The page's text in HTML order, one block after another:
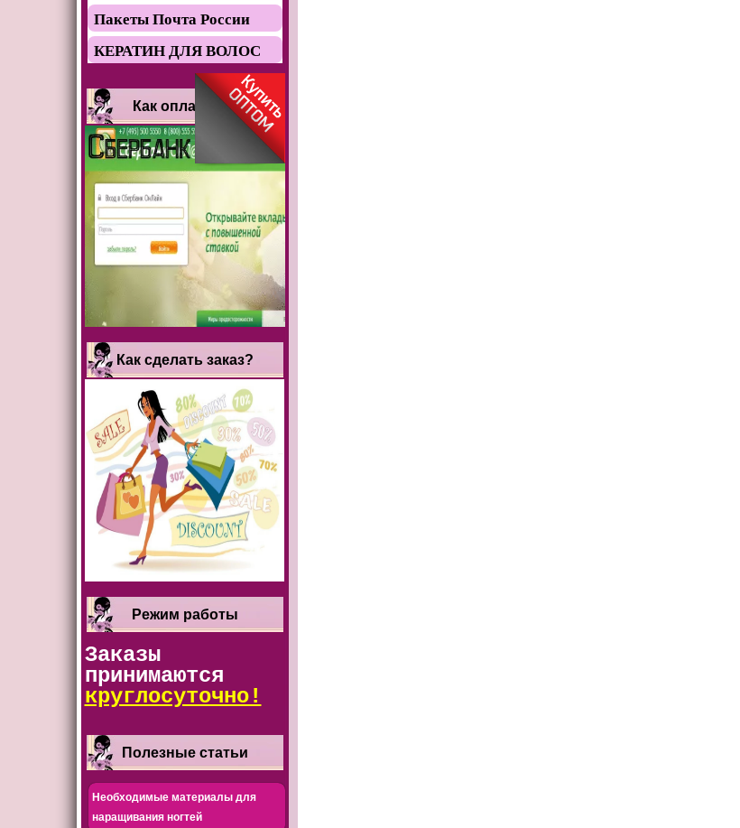
Пакеты Почта России
КЕРАТИН ДЛЯ ВОЛОС
Как оплатить?
Как сделать заказ?
Режим работы
Заказы
принимаются
круглосуточно!
Полезные статьи
Необходимые материалы для
наращивания ногтей